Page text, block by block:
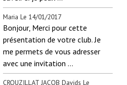
Maria Le 14/01/2017
Bonjour, Merci pour cette
présentation de votre club. Je
me permets de vous adresser
avec une invitation ...
CROUZILLAT JACOB Davids Le